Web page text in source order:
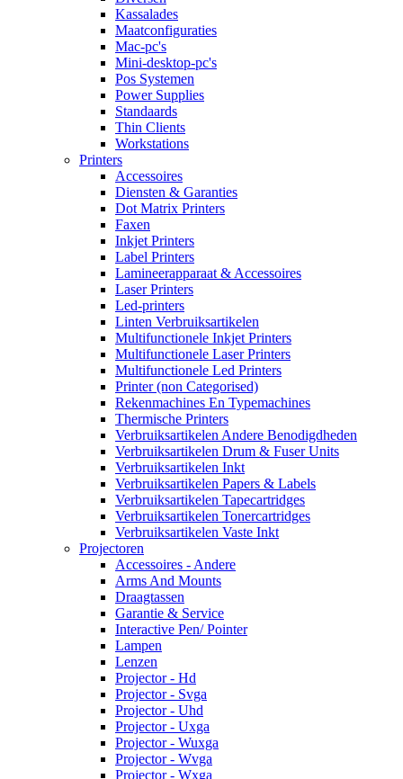
Kassalades
Maatconfiguraties
Mac-pc's
Mini-desktop-pc's
Pos Systemen
Power Supplies
Standaards
Thin Clients
Workstations
Printers
Accessoires
Diensten & Garanties
Dot Matrix Printers
Faxen
Inkjet Printers
Label Printers
Lamineerapparaat & Accessoires
Laser Printers
Led-printers
Linten Verbruiksartikelen
Multifunctionele Inkjet Printers
Multifunctionele Laser Printers
Multifunctionele Led Printers
Printer (non Categorised)
Rekenmachines En Typemachines
Thermische Printers
Verbruiksartikelen Andere Benodigdheden
Verbruiksartikelen Drum & Fuser Units
Verbruiksartikelen Inkt
Verbruiksartikelen Papers & Labels
Verbruiksartikelen Tapecartridges
Verbruiksartikelen Tonercartridges
Verbruiksartikelen Vaste Inkt
Projectoren
Accessoires - Andere
Arms And Mounts
Draagtassen
Garantie & Service
Interactive Pen/ Pointer
Lampen
Lenzen
Projector - Hd
Projector - Svga
Projector - Uhd
Projector - Uxga
Projector - Wuxga
Projector - Wvga
Projector - Wxga